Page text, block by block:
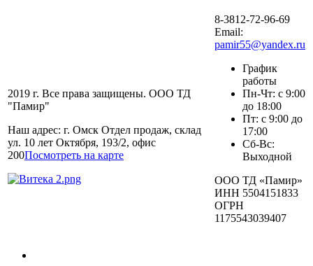
2019 г. Все права защищены. ООО ТД
"Памир"
Наш адрес: г. Омск Отдел продаж, склад
ул. 10 лет Октября, 193/2, офис
200Посмотреть на карте
8-3812-72-96-69
Email:
pamir55@yandex.ru
График
работы
Пн-Чт: с 9:00
до 18:00
Пт: с 9:00 до
17:00
Сб-Вс:
Выходной
ООО ТД «Памир»
ИНН 5504151833
ОГРН
1175543039407